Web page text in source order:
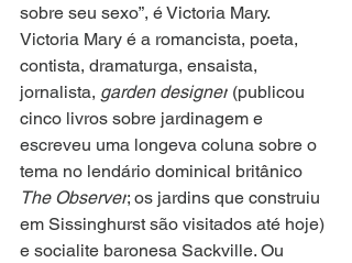
sobre seu sexo”, é Victoria Mary.
Victoria Mary é a romancista, poeta,
contista, dramaturga, ensaista,
jornalista, garden designer (publicou
cinco livros sobre jardinagem e
escreveu uma longeva coluna sobre o
tema no lendário dominical britânico
The Observer; os jardins que construiu
em Sissinghurst são visitados até hoje)
e socialite baronesa Sackville. Ou